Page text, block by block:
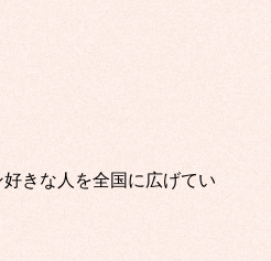
きな人を全国に広げてい